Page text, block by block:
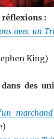
réflexions :
avec un
King)
dans des